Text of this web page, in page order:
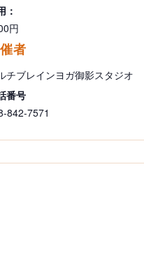
：
円
者
チブレインヨガ御影スタジオ
番号
842-7571